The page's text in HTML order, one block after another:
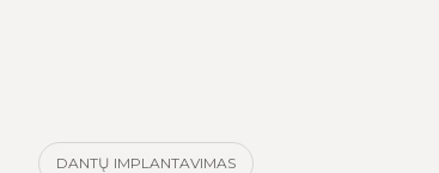
DANTŲ IMPLANTAVIMAS